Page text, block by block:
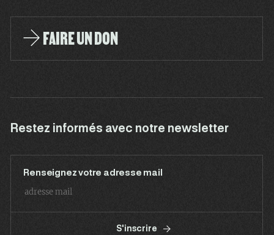
FAIRE UN DON
Restez informés avec notre newsletter
Renseignez votre adresse mail
S'inscrire